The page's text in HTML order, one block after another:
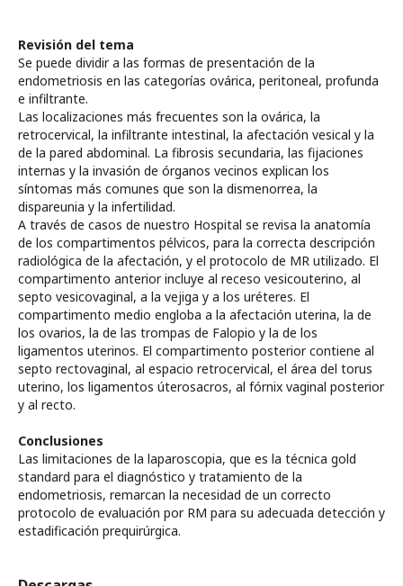
Revisión del tema
Se puede dividir a las formas de presentación de la
endometriosis en las categorías ovárica, peritoneal, profunda
e infiltrante.
Las localizaciones más frecuentes son la ovárica, la
retrocervical, la infiltrante intestinal, la afectación vesical y la
de la pared abdominal. La fibrosis secundaria, las fijaciones
internas y la invasión de órganos vecinos explican los
síntomas más comunes que son la dismenorrea, la
dispareunia y la infertilidad.
A través de casos de nuestro Hospital se revisa la anatomía
de los compartimentos pélvicos, para la correcta descripción
radiológica de la afectación, y el protocolo de MR utilizado. El
compartimento anterior incluye al receso vesicouterino, al
septo vesicovaginal, a la vejiga y a los uréteres. El
compartimento medio engloba a la afectación uterina, la de
los ovarios, la de las trompas de Falopio y la de los
ligamentos uterinos. El compartimento posterior contiene al
septo rectovaginal, al espacio retrocervical, el área del torus
uterino, los ligamentos úterosacros, al fórnix vaginal posterior
y al recto.
Conclusiones
Las limitaciones de la laparoscopia, que es la técnica gold
standard para el diagnóstico y tratamiento de la
endometriosis, remarcan la necesidad de un correcto
protocolo de evaluación por RM para su adecuada detección y
estadificación prequirúrgica.